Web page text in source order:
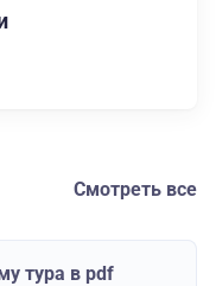
Смотреть все
тура в pdf